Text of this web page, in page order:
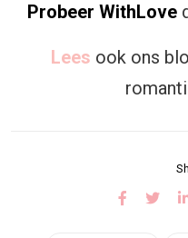
Probeer WithLove
Lees ook ons